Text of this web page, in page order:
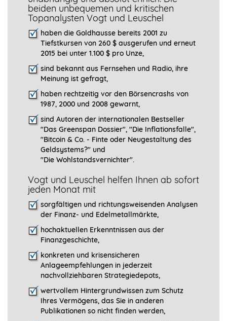
beiden unbequemen und kritischen
Topanalysten Vogt und Leuschel
haben die Goldhausse bereits 2001 zu
Tiefstkursen von 260 $ ausgerufen und erneut
2015 bei unter 1.100 $ pro Unze,
sind bekannt aus Fernsehen und Radio, ihre
Meinung ist gefragt,
haben rechtzeitig vor den Börsencrashs von
1987, 2000 und 2008 gewarnt,
sind Autoren der internationalen Bestseller
"Das Greenspan Dossier", "Die Inflationsfalle",
"Bitcoin & Co. - Finte oder Neugestaltung des
Geldsystems?" und
"Die Wohlstandsvernichter".
Vogt und Leuschel helfen Ihnen ab sofort
jeden Monat mit
sorgfältigen und richtungsweisenden Analysen
der Finanz- und Edelmetallmärkte,
hochaktuellen Erkenntnissen aus der
Finanzgeschichte,
konkreten und krisensicheren
Anlageempfehlungen in jederzeit
nachvollziehbaren Strategiedepots,
wertvollem Hintergrundwissen zum Schutz
Ihres Vermögens, das Sie in anderen
Publikationen so nicht finden werden,